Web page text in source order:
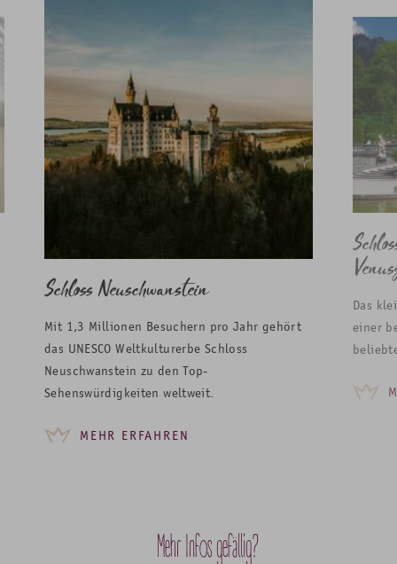
Schloss Neuschwanstein
Mit 1,3 Millionen Besuchern pro Jahr gehört
das UNESCO Weltkulturerbe Schloss
Neuschwanstein zu den Top-
Sehenswürdigkeiten weltweit.
MEHR ERFAHREN
Das
einer
Mehr Infos gefällig?